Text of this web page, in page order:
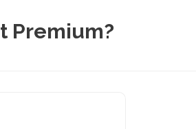
Premium?